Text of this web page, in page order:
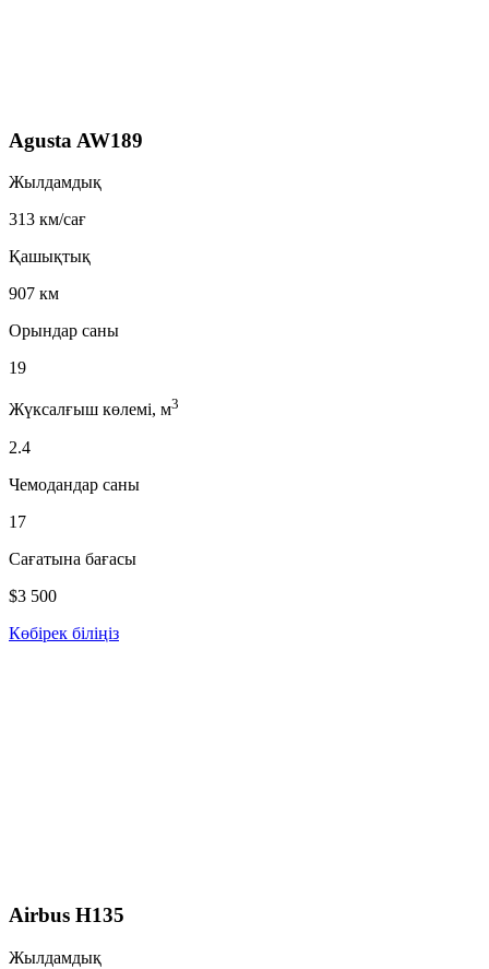
Agusta AW189
Жылдамдық
313 км/сағ
Қашықтық
907 км
Орындар саны
19
Жүксалғыш көлемі, м3
2.4
Чемодандар саны
17
Сағатына бағасы
$3 500
Көбірек біліңіз
Airbus H135
Жылдамдық